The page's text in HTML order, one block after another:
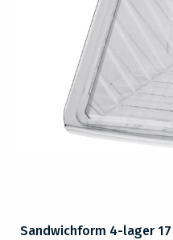
Sandwichform 4-lager